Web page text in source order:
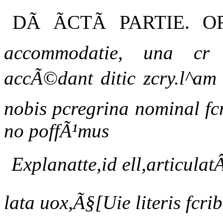
DÃ ÃCTÃ PARTIE.
accommodatie, una
accÃ©dant ditic zcry.l^am
nobis pcregrina nominal
no poffÃ¹mus
Explanatte,id
lata uox,Ã§[Uie literis